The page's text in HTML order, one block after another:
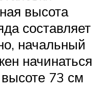
высота
составляет
начальный
начинаться
73 см